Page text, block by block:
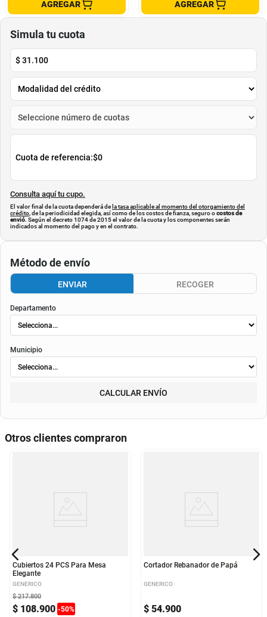
AGREGAR AGREGAR
Simula tu cuota
$31.100
Cuota de referencia:$0
Consulta aquí tu cupo.
El valor final de la cuota dependerá de la tasa aplicable al momento del otorgamiento del
crédito , de la periodicidad elegida, así como de los costos de fianza, seguro ocostos de
envió. Según el decreto 1074 de 2015 el valor de la cuota y los componentes serán
indicados al momento del pago y en el contrato.
Método de envío
ENVIAR RECOGER
Departamento
Municipio
CALCULAR ENVÍO
Otros clientes compraron
Cubiertos 24 PCS Para Mesa
Elegante
GENERICO
$ 108.900 -50%
$ 217.800
Cortador Rebanador de Papá
GENERICO
$ 54.900